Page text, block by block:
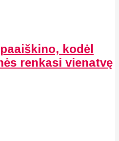
kodėl
renkasi vienatvę